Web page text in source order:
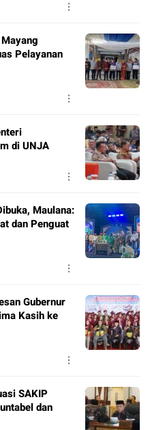
Pelayanan
di UNJA
Maulana:
dan Penguat
Gubernur
Kasih ke
SAKIP
dan